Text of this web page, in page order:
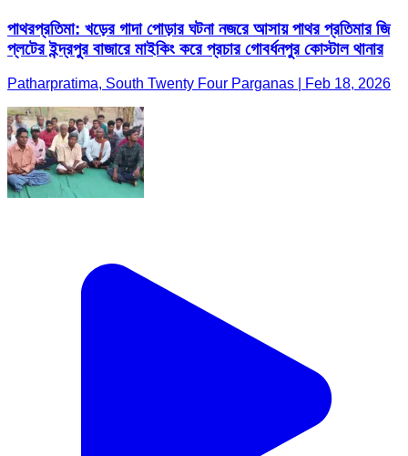
পাথরপ্রতিমা: খড়ের গাদা পোড়ার ঘটনা নজরে আসায় পাথর প্রতিমার জি
প্লটের ইন্দ্রপুর বাজারে মাইকিং করে প্রচার গোবর্ধনপুর কোস্টাল থানার
Patharpratima, South Twenty Four Parganas | Feb 18, 2026